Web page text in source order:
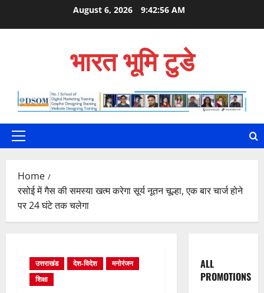
August 6, 2026 9:42:57 AM
भारत भूमि टुडे
Primary
Home
रसोई में गैस की समस्या खत्म करेगा सूर्य नूतन चूल्हा, एक बार चार्ज होने
पर 24 घंटे तक चलेगा
उत्तराखंड देश-विदेश
मनोरंजन
शिक्षा
ALL
PROMOTIONS